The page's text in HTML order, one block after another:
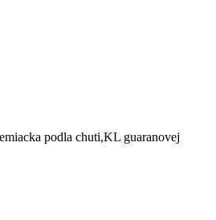
podla chuti,KL guaranovej